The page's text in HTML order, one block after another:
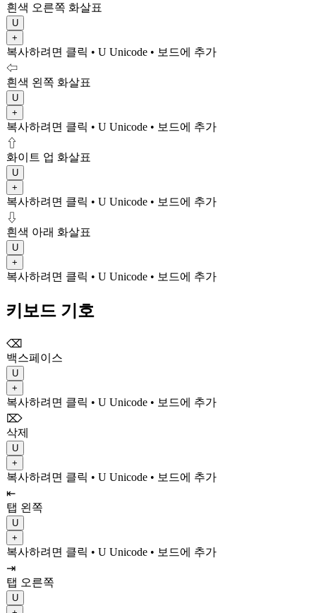
흰색 오른쪽 화살표
U
+
복사하려면 클릭 • U Unicode • 보드에 추가
⇦
흰색 왼쪽 화살표
U
+
복사하려면 클릭 • U Unicode • 보드에 추가
⇧
화이트 업 화살표
U
+
복사하려면 클릭 • U Unicode • 보드에 추가
⇩
흰색 아래 화살표
U
+
복사하려면 클릭 • U Unicode • 보드에 추가
키보드 기호
⌫
백스페이스
U
+
복사하려면 클릭 • U Unicode • 보드에 추가
⌦
삭제
U
+
복사하려면 클릭 • U Unicode • 보드에 추가
⇤
탭 왼쪽
U
+
복사하려면 클릭 • U Unicode • 보드에 추가
⇥
탭 오른쪽
U